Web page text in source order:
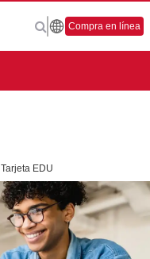
Compra en línea
Tarjeta EDU